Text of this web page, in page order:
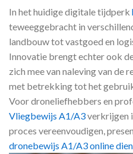
In het huidige digitale tijdperk
teweeggebracht in
landbouw tot vastgoed en
Innovatie brengt echter ook
zich mee van naleving van de
met betrekking tot het gebruik
Voor droneliefhebbers en
Vliegbewijs A1/A3verkrijgen
proces vereenvoudigen,
dronebewijs A1/A3 online